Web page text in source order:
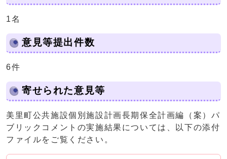
1名
意見等提出件数
6件
寄せられた意見等
美里町公共施設個別施設計画長期保全計画編（案）パ
ブリックコメントの実施結果については、以下の添付
ファイルをご覧ください。